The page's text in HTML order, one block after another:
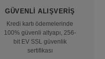
GÜVENLI ALIŞVERIŞ
Kredi kartı ödemelerinde
100% güvenli altyapı, 256-
bit EV SSL güvenlik
sertifikası